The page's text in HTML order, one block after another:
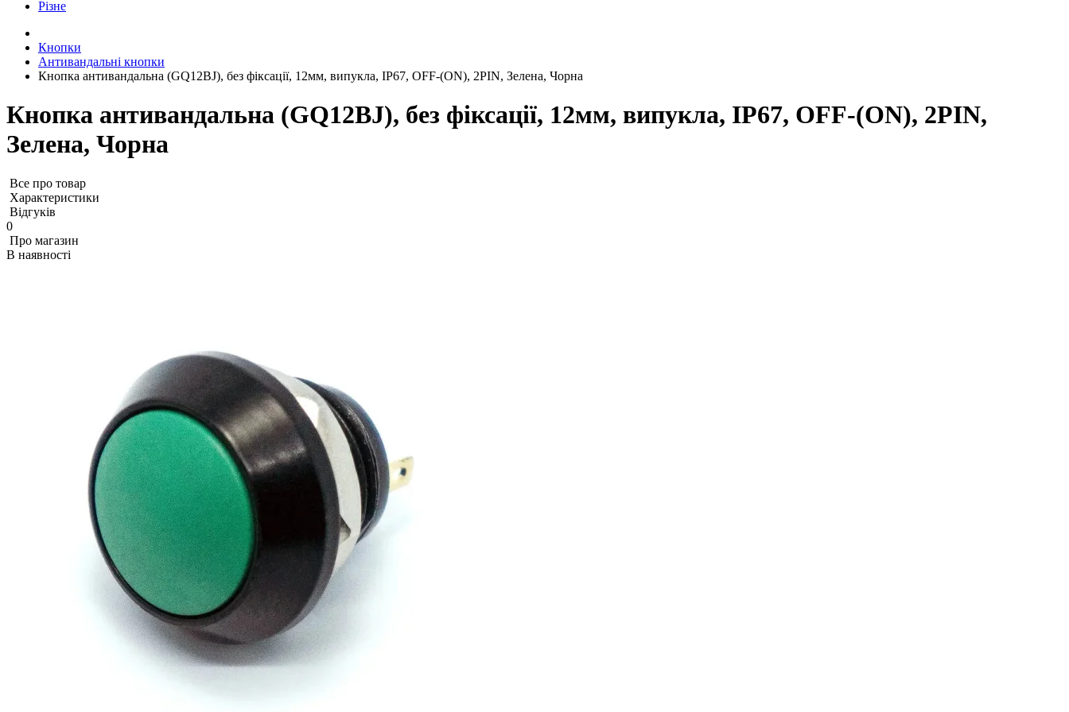
Різне
Кнопки
Антивандальні кнопки
Кнопка антивандальна (GQ12BJ), без фіксації, 12мм, випукла, IP67, OFF-(ON), 2PIN, Зелена, Чорна
Кнопка антивандальна (GQ12BJ), без фіксації, 12мм, випукла, IP67, OFF-(ON), 2PIN,
Зелена, Чорна
Все про товар
Характеристики
Відгуків
0
Про магазин
В наявності